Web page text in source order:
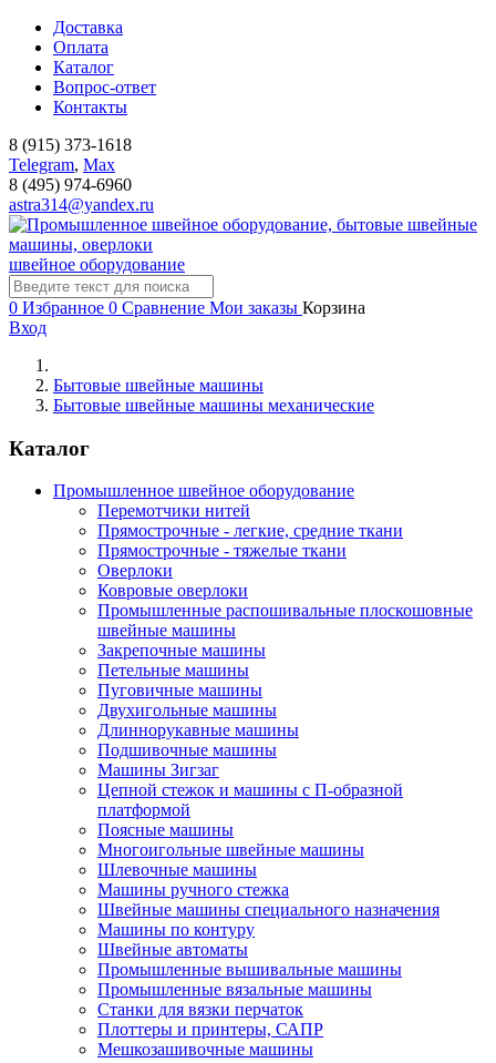
Доставка
Оплата
Каталог
Вопрос-ответ
Контакты
8 (915) 373-1618
Telegram, Мах
8 (495) 974-6960
astra314@yandex.ru
швейное оборудование
0 Избранное 0 Сравнение Мои заказы Корзина
Вход
Бытовые швейные машины
Бытовые швейные машины механические
Каталог
Промышленное швейное оборудование
Перемотчики нитей
Прямострочные - легкие, средние ткани
Прямострочные - тяжелые ткани
Оверлоки
Ковровые оверлоки
Промышленные распошивальные плоскошовные
швейные машины
Закрепочные машины
Петельные машины
Пуговичные машины
Двухигольные машины
Длиннорукавные машины
Подшивочные машины
Машины Зигзаг
Цепной стежок и машины с П-образной
платформой
Поясные машины
Многоигольные швейные машины
Шлевочные машины
Машины ручного стежка
Швейные машины специального назначения
Машины по контуру
Швейные автоматы
Промышленные вышивальные машины
Промышленные вязальные машины
Станки для вязки перчаток
Плоттеры и принтеры, САПР
Мешкозашивочные машины